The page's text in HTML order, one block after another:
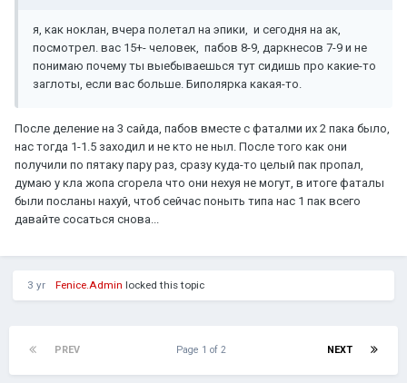
я, как ноклан, вчера полетал на эпики, и сегодня на ак,
посмотрел. вас 15+- человек, пабов 8-9, даркнесов 7-9 и не
понимаю почему ты выебываешься тут сидишь про какие-то
заглоты, если вас больше. Биполярка какая-то.
После деление на 3 сайда, пабов вместе с фаталми их 2 пака было,
нас тогда 1-1.5 заходил и не кто не ныл. После того как они
получили по пятаку пару раз, сразу куда-то целый пак пропал,
думаю у кла жопа сгорела что они нехуя не могут, в итоге фаталы
были посланы нахуй, чтоб сейчас поныть типа нас 1 пак всего
давайте сосаться снова...
3 yr Fenice.Admin locked this topic
PREV NEXT
Page 1 of 2